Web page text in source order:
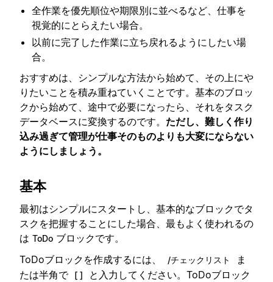
全作業を優先順位や期限別に並べるなど、仕事を
視覚的にとらえたい場合。
以前に完了した作業に立ち戻れるようにしたい場
合。
おすすめは、シンプルな方法から始めて、その上にや
りたいことを積み重ねていくことです。基本のブロッ
クから始めて、途中で必要になったら、それをタスク
データベースに変換するのです。 ただし、難しく作り
込み過ぎて管理が仕事そのものよりも大変にならない
ようにしましょう。
基本
最初はシンプルにスタートし、基本的なブロックでタ
スクを把握することにした場合、最もよく使われるの
は ToDo ブロックです。
ToDoブロックを作成するには、
/チェックリスト
ま
たは半角で [ ]
と入力してください。ToDoブロック